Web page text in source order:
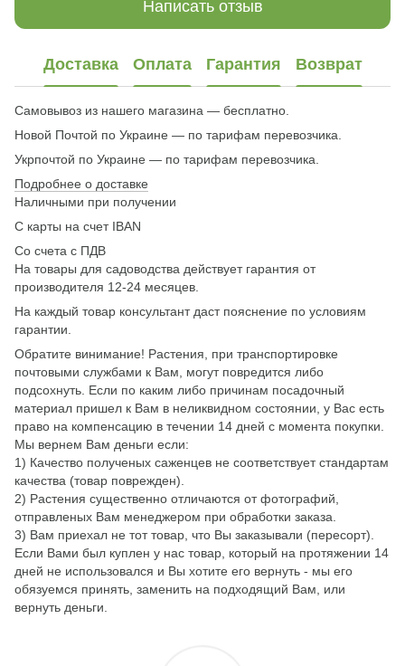
Написать отзыв
Доставка Оплата Гарантия Возврат
Самовывоз из нашего магазина — бесплатно.
Новой Почтой по Украине — по тарифам перевозчика.
Укрпочтой по Украине — по тарифам перевозчика.
Подробнее о доставке
Наличными при получении
C карты на счет IBAN
Cо счета с ПДВ
На товары для садоводства действует гарантия от
производителя 12-24 месяцев.
На каждый товар консультант даст пояснение по условиям
гарантии.
Обратите винимание! Растения, при транспортировке
почтовыми службами к Вам, могут повредится либо
подсохнуть. Если по каким либо причинам посадочный
материал пришел к Вам в неликвидном состоянии, у Вас есть
право на компенсацию в течении 14 дней с момента покупки.
Мы вернем Вам деньги если:
1) Качество полученых саженцев не соответствует стандартам
качества (товар поврежден).
2) Растения существенно отличаются от фотографий,
отправленых Вам менеджером при обработки заказа.
3) Вам приехал не тот товар, что Вы заказывали (пересорт).
Если Вами был куплен у нас товар, который на протяжении 14
дней не использовался и Вы хотите его вернуть - мы его
обязуемся принять, заменить на подходящий Вам, или
вернуть деньги.